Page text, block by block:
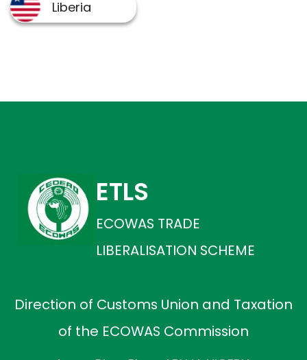
ETLS
ECOWAS TRADE
LIBERALISATION SCHEME
Direction of Customs Union and Taxation
of the ECOWAS Commission